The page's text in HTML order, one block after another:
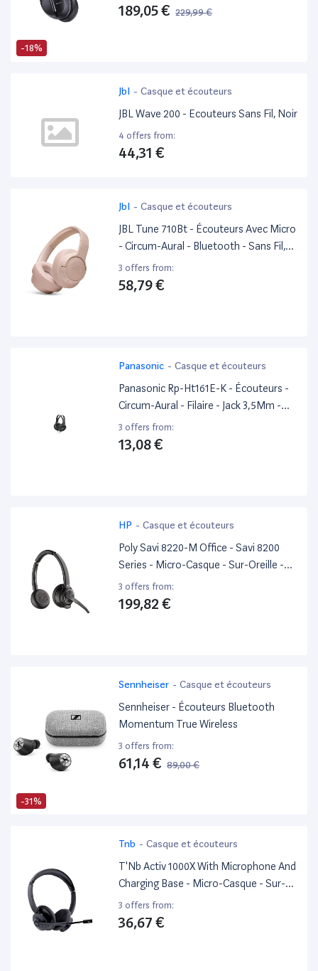
-18%
189,05 € 229,99 €
Jbl - Casque et écouteurs
JBL Wave 200 - Ecouteurs Sans Fil, Noir
4 offers from:
44,31 €
Jbl - Casque et écouteurs
JBL Tune 710Bt - Écouteurs Avec Micro
- Circum-Aural - Bluetooth - Sans Fil,
Filaire - Jack 3,5Mm - Beige
3 offers from:
58,79 €
Panasonic - Casque et écouteurs
Panasonic Rp-Ht161E-K - Écouteurs -
Circum-Aural - Filaire - Jack 3,5Mm -
Noir
3 offers from:
13,08 €
HP - Casque et écouteurs
Poly Savi 8220-M Office - Savi 8200
Series - Micro-Casque - Sur-Oreille -
Dect / Bluetooth - Sans Fil -
Suppresseur De Bruit Actif - Noir -
3 offers from:
199,82 €
-31%
Sennheiser - Casque et écouteurs
Sennheiser - Écouteurs Bluetooth
Momentum True Wireless
3 offers from:
61,14 € 89,00 €
Tnb - Casque et écouteurs
T'Nb Activ 1000X With Microphone And
Charging Base - Micro-Casque - Sur-
Oreille - Fréquence/Bluetooth Radio
De 2,4 Ghz - Sans Fil - Noir
3 offers from:
36,67 €